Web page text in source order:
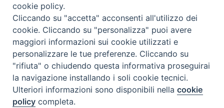
Superbo
Nasce la Consulta Diocesana delle Aggregazioni Laicali di Castellaneta
Archivio comunicati stampa
2026 © Diocesi di Castellaneta
cookie policy.
Cliccando su "accetta" acconsenti all'utilizzo dei
cookie. Cliccando su "personalizza" puoi avere
maggiori informazioni sui cookie utilizzati e
personalizzare le tue preferenze. Cliccando su
"rifiuta" o chiudendo questa informativa proseguirai
la navigazione installando i soli cookie tecnici.
Ulteriori informazioni sono disponibili nellacookie
policy completa.